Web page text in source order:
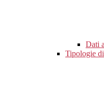
Dati
Tipologie